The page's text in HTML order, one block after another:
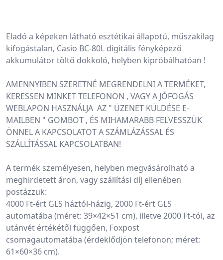
Eladó a képeken látható esztétikai állapotú, műszakilag
kifogástalan, Casio BC-80L digitális fényképező
akkumulátor töltő dokkoló, helyben kipróbálhatóan !
AMENNYIBEN SZERETNÉ MEGRENDELNI A TERMÉKET,
KERESSEN MINKET TELEFONON , VAGY A JÓFOGÁS
WEBLAPON HASZNÁLJA  AZ " ÜZENET KÜLDÉSE E-
MAILBEN " GOMBOT , ÉS MIHAMARABB FELVESSZÜK
ÖNNEL A KAPCSOLATOT A SZÁMLÁZÁSSAL ÉS
SZÁLLÍTÁSSAL KAPCSOLATBAN!
A termék személyesen, helyben megvásárolható a
meghirdetett áron, vagy szállítási díj ellenében
postázzuk:
4000 Ft-ért GLS háztól-házig, 2000 Ft-ért GLS
automatába (méret: 39×42×51 cm), illetve 2000 Ft-tól, az
utánvét értékétől függően, Foxpost
csomagautomatába (érdeklődjön telefonon; méret:
61×60×36 cm).